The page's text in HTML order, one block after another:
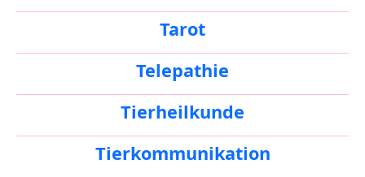
Tarot
Telepathie
Tierheilkunde
Tierkommunikation